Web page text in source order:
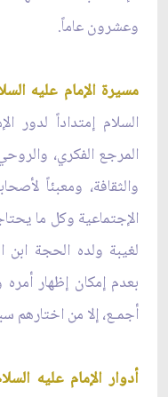
وعشرون عاماً.
مسيرة الإمام عليه
السلام إمتداداً لدور
المرجع الفكري،
والثقافة، ومعبئاً
الإجتماعية وكل ما
لغيبة ولده الحجة ابن
بعدم إمكان إظهار
أجمـع، إلا من اختارهم
أدوار الإمام عليه